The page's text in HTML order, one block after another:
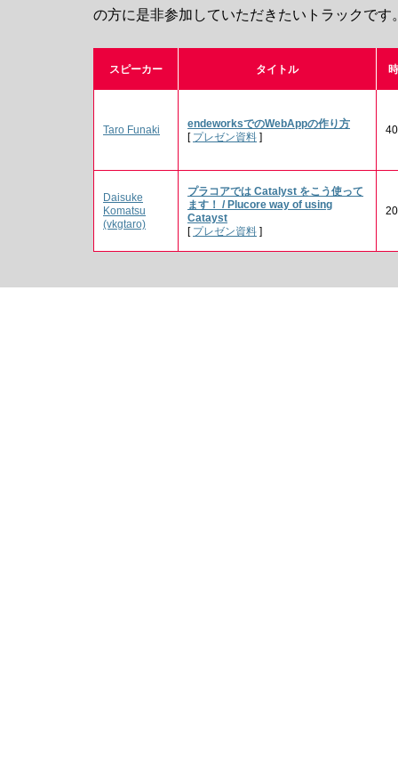
の方に是非参加していただきたいトラックです
スピーカー タイトル
Taro Funaki
‎endeworksでのWebAppの作り方‎
[ プレゼン資料 ]
Daisuke
Komatsu
(‎vkgtaro‎)
‎プラコアでは Catalyst をこう使って
ます！ / Plucore way of using
Catayst‎
[ プレゼン資料 ]